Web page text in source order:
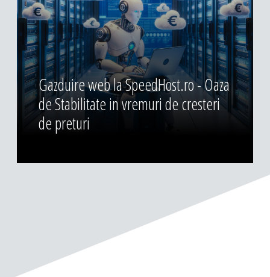
Gazduire web la SpeedHost.ro - Oaza
de Stabilitate in vremuri de cresteri
de preturi